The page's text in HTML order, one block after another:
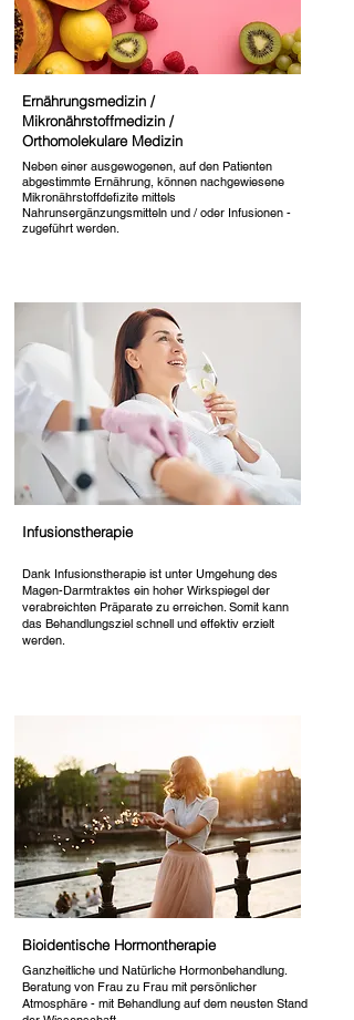
Ernährungsmedizin /
Mikronährstoffmedizin /
Orthomolekulare Medizin
Neben einer ausgewogenen, auf den Patienten
abgestimmte Ernährung, können nachgewiesene
Mikronährstoffdefizite mittels
Nahrunsergänzungsmitteln und / oder Infusionen -
zugeführt werden.
Infusionstherapie
Dank Infusionstherapie ist unter Umgehung des
Magen-Darmtraktes ein hoher Wirkspiegel der
verabreichten Präparate zu erreichen. Somit kann
das Behandlungsziel schnell und effektiv erzielt
werden.
Bioidentische Hormontherapie
Ganzheitliche und Natürliche Hormonbehandlung.
Beratung von Frau zu Frau mit persönlicher
Atmosphäre - mit Behandlung auf dem neusten Stand